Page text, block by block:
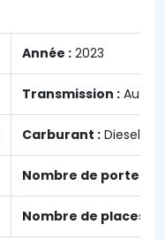
Année : 2023
Transmission :
Carburant : Diesel
Nombre de portes :
Nombre de places :